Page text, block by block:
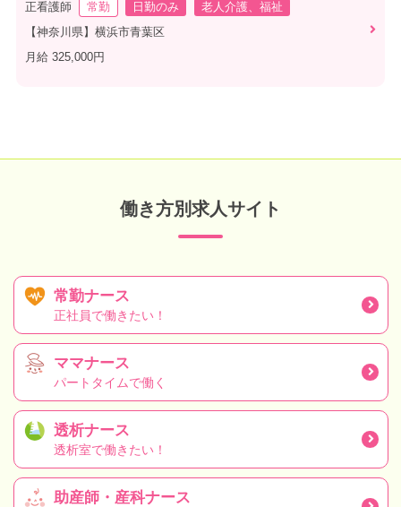
正看護師 常勤 日勤のみ
老人介護、福祉
【神奈川県】横浜市青葉区
月給 325,000円
働き方別求人サイト
常勤ナース
正社員で働きたい！
ママナース
パートタイムで働く
透析ナース
透析室で働きたい！
助産師・産科ナース